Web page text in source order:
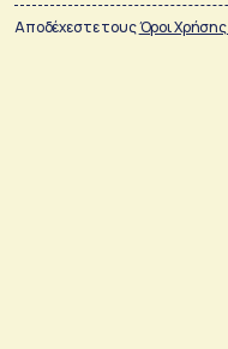
Αποδέχεστε τουςΌροι Χρήσης